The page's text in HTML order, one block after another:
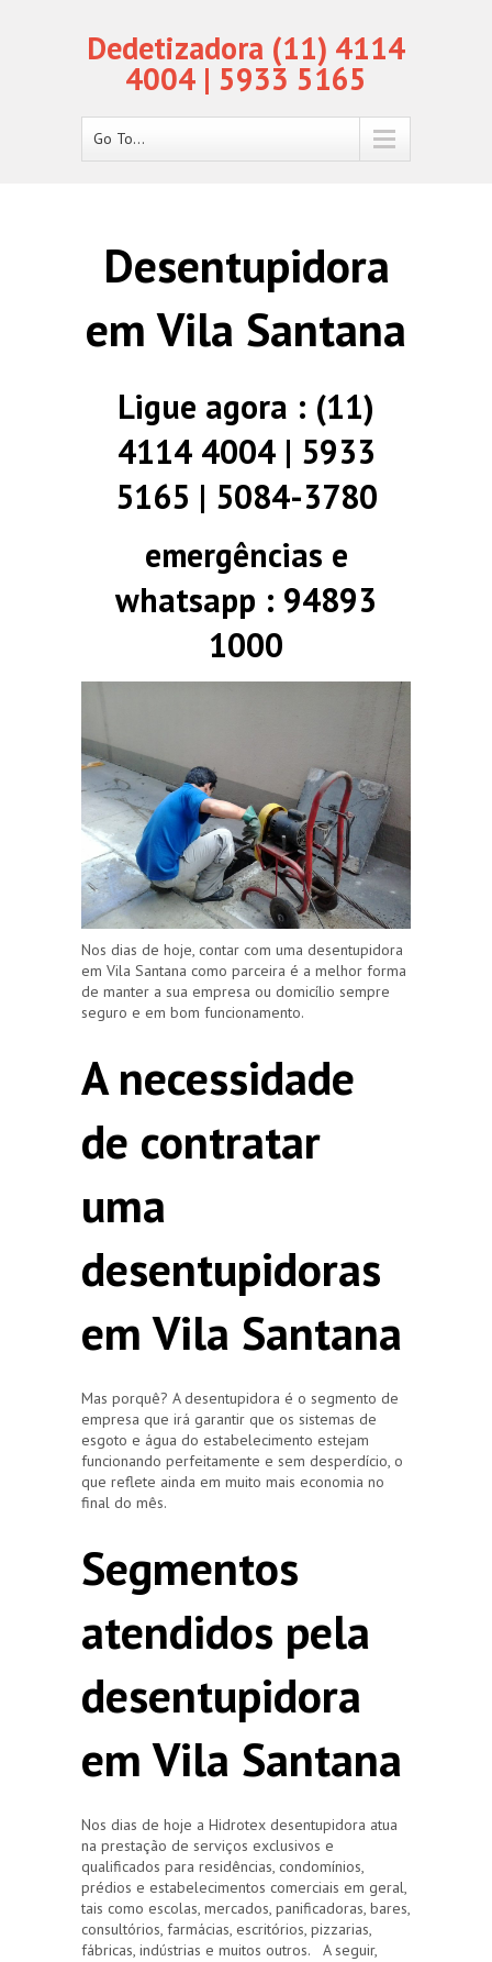
Dedetizadora (11) 4114
4004 | 5933 5165
Go To...
Desentupidora
em Vila Santana
Ligue agora : (11)
4114 4004 | 5933
5165 | 5084-3780
emergências e
whatsapp : 94893
1000
Nos dias de hoje, contar com uma desentupidora
em Vila Santana como parceira é a melhor forma
de manter a sua empresa ou domicílio sempre
seguro e em bom funcionamento.
A necessidade
de contratar
uma
desentupidoras
em Vila Santana
Mas porquê? A desentupidora é o segmento de
empresa que irá garantir que os sistemas de
esgoto e água do estabelecimento estejam
funcionando perfeitamente e sem desperdício, o
que reflete ainda em muito mais economia no
final do mês.
Segmentos
atendidos pela
desentupidora
em Vila Santana
Nos dias de hoje a Hidrotex desentupidora atua
na prestação de serviços exclusivos e
qualificados para residências, condomínios,
prédios e estabelecimentos comerciais em geral,
tais como escolas, mercados, panificadoras, bares,
consultórios, farmácias, escritórios, pizzarias,
fábricas, indústrias e muitos outros. A seguir,